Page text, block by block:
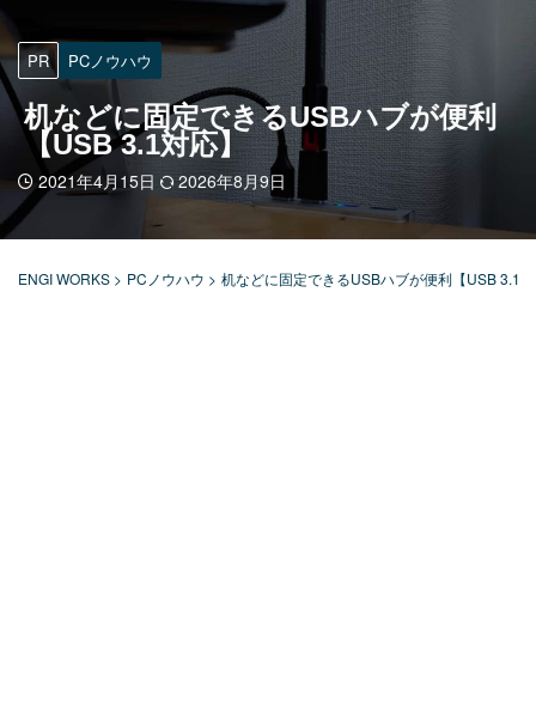
PR PCノウハウ
机などに固定できるUSBハブが便利
【USB 3.1対応】
2021年4月15日 2026年8月9日
ENGI WORKS > PCノウハウ > 机などに固定できるUSBハブが便利【USB 3.1